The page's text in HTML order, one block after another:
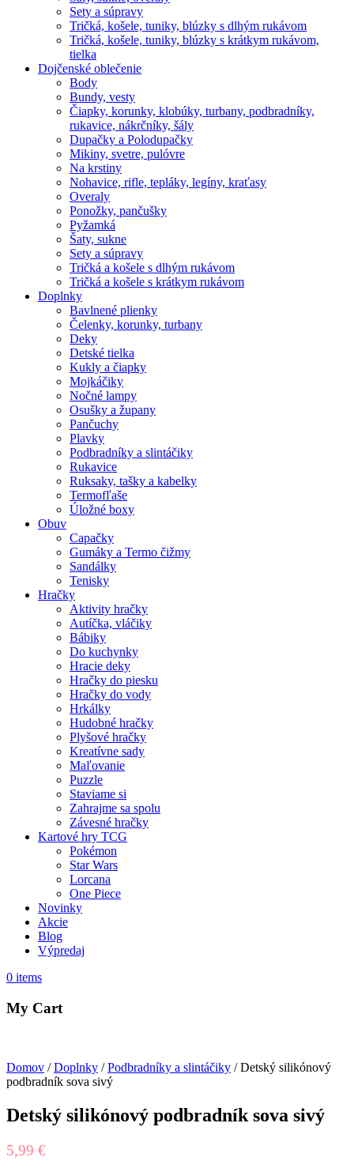
Sety a súpravy
Tričká, košele, tuniky, blúzky s dlhým rukávom
Tričká, košele, tuniky, blúzky s krátkym rukávom,
tielka
Dojčenské oblečenie
Body
Bundy, vesty
Čiapky, korunky, klobúky, turbany, podbradníky,
rukavice, nákrčníky, šály
Dupačky a Polodupačky
Mikiny, svetre, pulóvre
Na krstiny
Nohavice, rifle, tepláky, legíny, kraťasy
Overaly
Ponožky, pančušky
Pyžamká
Šaty, sukne
Sety a súpravy
Tričká a košele s dlhým rukávom
Tričká a košele s krátkym rukávom
Doplnky
Bavlnené plienky
Čelenky, korunky, turbany
Deky
Detské tielka
Kukly a čiapky
Mojkáčiky
Nočné lampy
Osušky a župany
Pančuchy
Plavky
Podbradníky a slintáčiky
Rukavice
Ruksaky, tašky a kabelky
Termofľaše
Úložné boxy
Obuv
Capačky
Gumáky a Termo čižmy
Sandálky
Tenisky
Hračky
Aktivity hračky
Autíčka, vláčiky
Bábiky
Do kuchynky
Hracie deky
Hračky do piesku
Hračky do vody
Hrkálky
Hudobné hračky
Plyšové hračky
Kreatívne sady
Maľovanie
Puzzle
Staviame si
Zahrajme sa spolu
Závesné hračky
Kartové hry TCG
Pokémon
Star Wars
Lorcana
One Piece
Novinky
Akcie
Blog
Výpredaj
0 items
My Cart
Domov /Doplnky /Podbradníky a slintáčiky / Detský silikónový
podbradník sova sivý
Detský silikónový podbradník sova sivý
5,99 €